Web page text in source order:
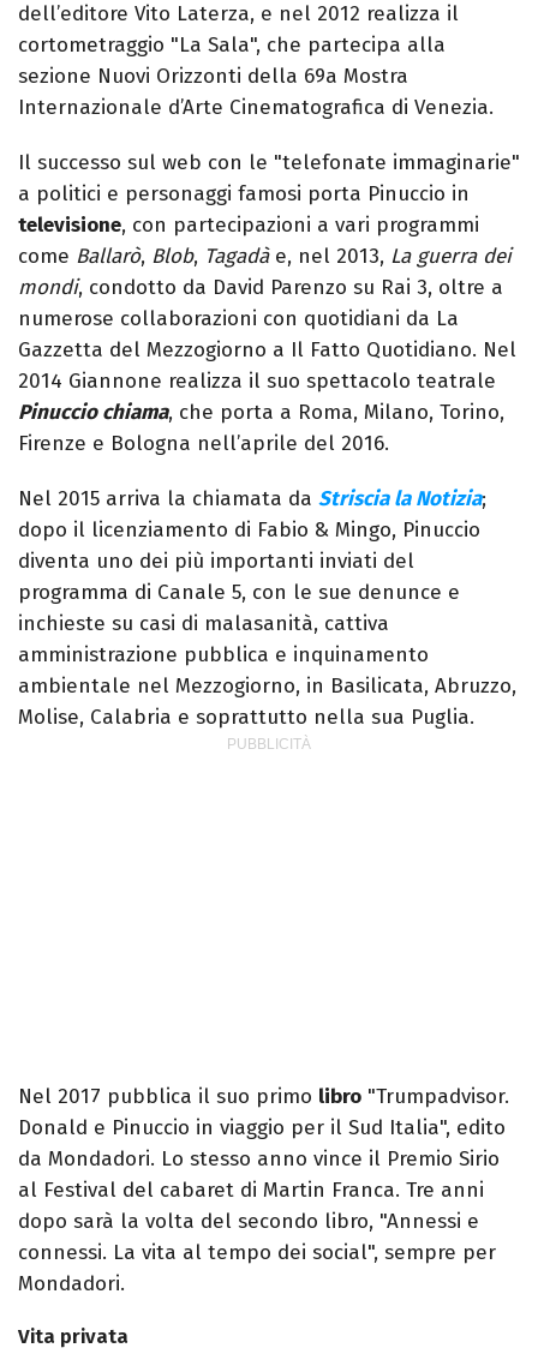
dell’editore Vito Laterza, e nel 2012 realizza il
cortometraggio "La Sala", che partecipa alla
sezione Nuovi Orizzonti della 69a Mostra
Internazionale d’Arte Cinematografica di Venezia.
Il successo sul web con le "telefonate immaginarie"
a politici e personaggi famosi porta Pinuccio in
televisione, con partecipazioni a vari programmi
come Ballarò, Blob, Tagadàe, nel 2013, La guerra dei
mondi, condotto da David Parenzo su Rai 3, oltre a
numerose collaborazioni con quotidiani da La
Gazzetta del Mezzogiorno a Il Fatto Quotidiano. Nel
2014 Giannone realizza il suo spettacolo teatrale
Pinuccio chiama, che porta a Roma, Milano, Torino,
Firenze e Bologna nell’aprile del 2016.
Nel 2015 arriva la chiamata da Striscia la Notizia;
dopo il licenziamento di Fabio & Mingo, Pinuccio
diventa uno dei più importanti inviati del
programma di Canale 5, con le sue denunce e
inchieste su casi di malasanità, cattiva
amministrazione pubblica e inquinamento
ambientale nel Mezzogiorno, in Basilicata, Abruzzo,
Molise, Calabria e soprattutto nella sua Puglia.
Nel 2017 pubblica il suo primo libro "Trumpadvisor.
Donald e Pinuccio in viaggio per il Sud Italia", edito
da Mondadori. Lo stesso anno vince il Premio Sirio
al Festival del cabaret di Martin Franca. Tre anni
dopo sarà la volta del secondo libro, "Annessi e
connessi. La vita al tempo dei social", sempre per
Mondadori.
Vita privata